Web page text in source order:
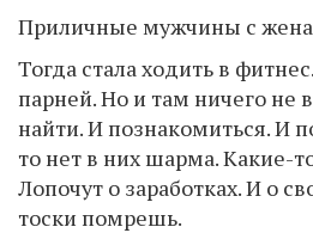
Приличные мужчины с
Тогда стала ходить в
парней. Но и там ничего
найти. И познакомиться. И
то нет в них шарма. Какие-
Лопочут о заработках. И о
тоски помрешь.